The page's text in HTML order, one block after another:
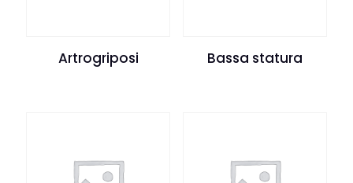
Artrogriposi Bassa statura